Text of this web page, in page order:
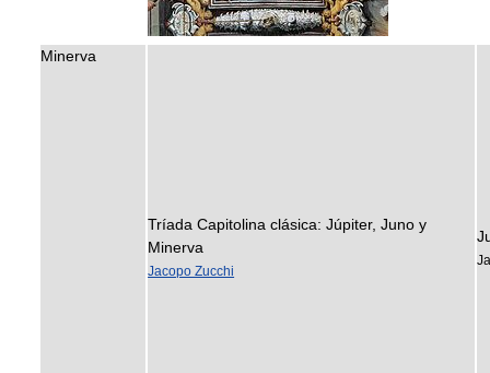
Minerva
Tríada Capitolina clásica: Júpiter, Juno y
Minerva
Jacopo Zucchi